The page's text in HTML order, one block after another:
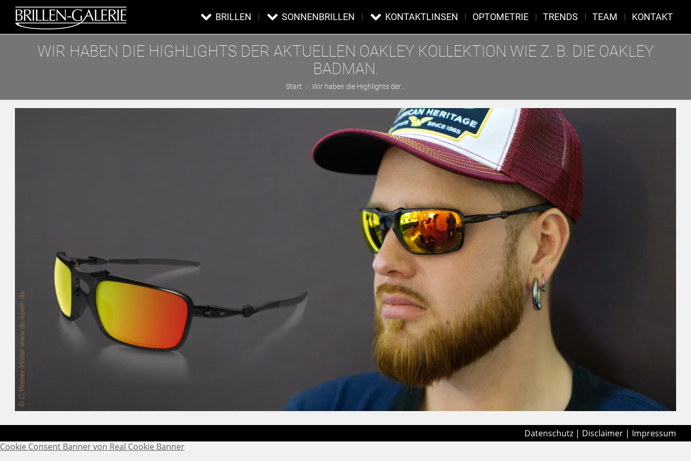
BRILLEN SONNENBRILLEN KONTAKTLINSEN OPTOMETRIE TRENDS TEAM KONTAKT
WIR HABEN DIE HIGHLIGHTS DER AKTUELLEN OAKLEY KOLLEKTION WIE Z. B. DIE OAKLEY
BADMAN.
Sie befinden sich hier:
Start Wir haben die Highlights der…
Datenschutz | Disclaimer | Impressum
Cookie Consent Banner von Real Cookie Banner